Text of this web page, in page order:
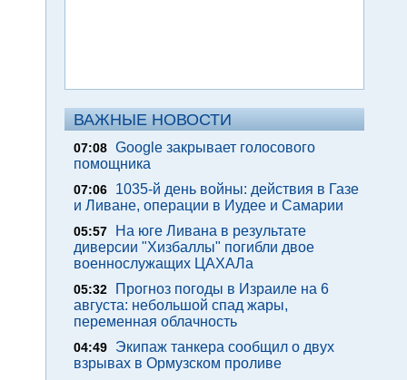
ВАЖНЫЕ НОВОСТИ
07:08 Google закрывает голосового
помощника
07:06
1035-й день войны: действия в Газе
и Ливане, операции в Иудее и Самарии
05:57
На юге Ливана в результате
диверсии "Хизбаллы" погибли двое
военнослужащих ЦАХАЛа
05:32
Прогноз погоды в Израиле на 6
августа: небольшой спад жары,
переменная облачность
04:49
Экипаж танкера сообщил о двух
взрывах в Ормузском проливе